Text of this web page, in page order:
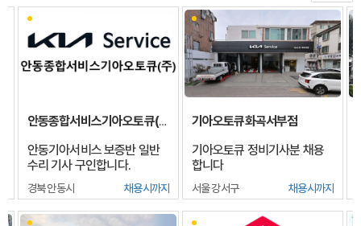
안동종합서비스기아오토큐(주)
안동기아서비스 보증반 일반
수리 기사 구인합니다.
경북 안동시 채용시까지
기아오토큐화곡서부점
기아오토큐 정비기사분 채용
합니다
서울 강서구 채용시까지